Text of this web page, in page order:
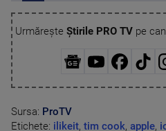
Urmărește Știrile PRO TVpe
Sursa: ProTV
Etichete: ilikeit, tim cook, apple,